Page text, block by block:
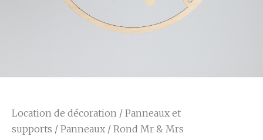
Location de décoration / Panneaux et
supports / Panneaux / Rond Mr & Mrs